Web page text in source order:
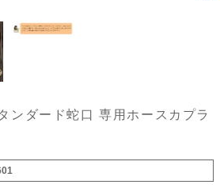
ンダード蛇口 専用ホースカプラ